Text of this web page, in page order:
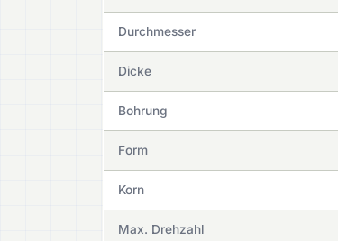
Durchmesser
Dicke
Bohrung
Form
Korn
Max. Drehzahl